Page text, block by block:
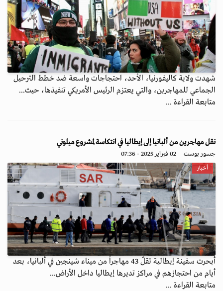
شهدت ولاية كاليفورنيا، الأحد، احتجاجات واسعة ضد خطط الترحيل
الجماعي للمهاجرين، والتي يعتزم الرئيس الأمريكي تنفيذها، حيث...
متابعة القراءة ...
نقل مهاجرين من ألبانيا إلى إيطاليا في انتكاسة لمشروع ميلوني
جسور بوست 02 فبراير 2025 - 07:36
أخبار
أبحرت سفينة إيطالية تقلّ 43 مهاجراً من ميناء شينجين في ألبانيا، بعد
أيام من احتجازهم في مراكز تديرها إيطاليا داخل الأراض...
متابعة القراءة ...